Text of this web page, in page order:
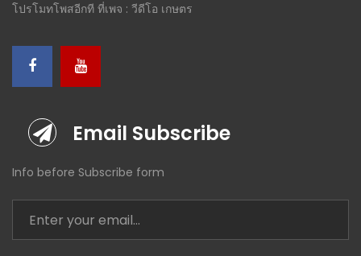
โปรโมทโพสอีกที ที่เพจ : วีดีโอ เกษตร
Email Subscribe
Info before Subscribe form